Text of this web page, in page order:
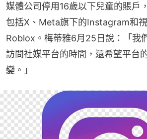
媒體公司停用16歲以下兒童的賬戶
包括X、Meta旗下的Instagram和
Roblox。梅蒂雅6月25日說：「我
訪問社媒平台的時間，還希望平台
變。」